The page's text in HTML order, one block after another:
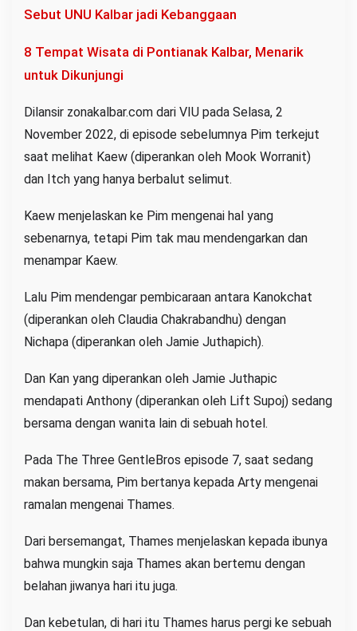
Sebut UNU Kalbar jadi Kebanggaan
8 Tempat Wisata di Pontianak Kalbar, Menarik
untuk Dikunjungi
Dilansir zonakalbar.com dari VIU pada Selasa, 2
November 2022, di episode sebelumnya Pim terkejut
saat melihat Kaew (diperankan oleh Mook Worranit)
dan Itch yang hanya berbalut selimut.
Kaew menjelaskan ke Pim mengenai hal yang
sebenarnya, tetapi Pim tak mau mendengarkan dan
menampar Kaew.
Lalu Pim mendengar pembicaraan antara Kanokchat
(diperankan oleh Claudia Chakrabandhu) dengan
Nichapa (diperankan oleh Jamie Juthapich).
Dan Kan yang diperankan oleh Jamie Juthapic
mendapati Anthony (diperankan oleh Lift Supoj) sedang
bersama dengan wanita lain di sebuah hotel.
Pada The Three GentleBros episode 7, saat sedang
makan bersama, Pim bertanya kepada Arty mengenai
ramalan mengenai Thames.
Dari bersemangat, Thames menjelaskan kepada ibunya
bahwa mungkin saja Thames akan bertemu dengan
belahan jiwanya hari itu juga.
Dan kebetulan, di hari itu Thames harus pergi ke sebuah